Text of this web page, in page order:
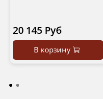
20 145 Руб
В корзину